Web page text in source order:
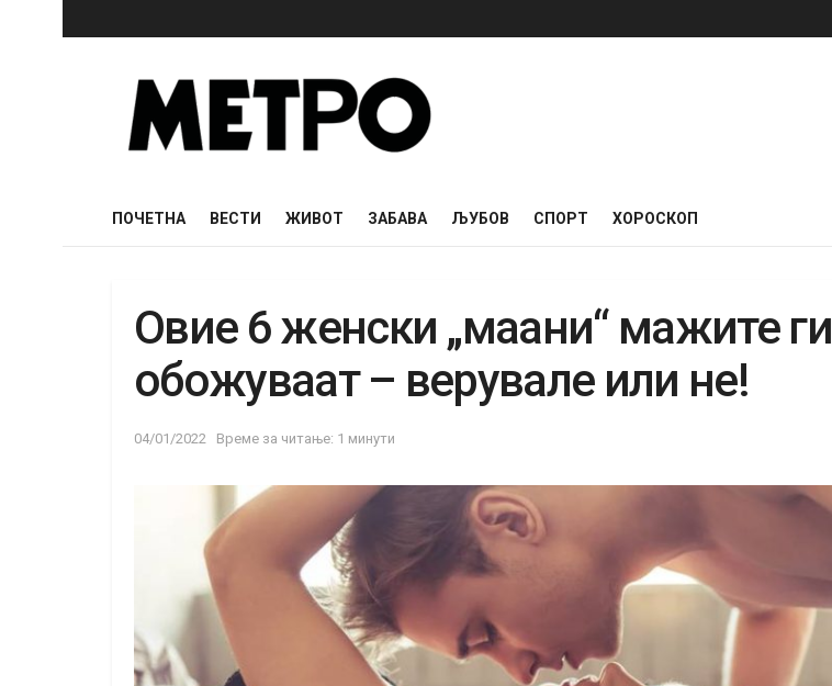
ПОЧЕТНА ВЕСТИ ЖИВОТ ЗАБАВА ЉУБОВ СПОРТ ХОРОСКОП
Овие 6 женски „маани“ мажите ги
обожуваат – верувале или не!
04/01/2022 Време за читање: 1 минути